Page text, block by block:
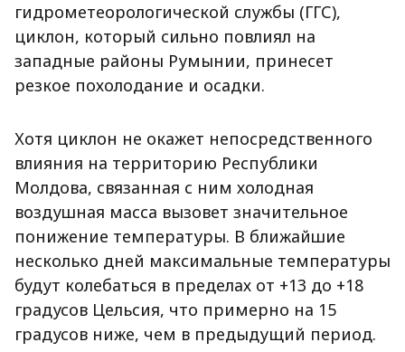
гидрометеорологической службы (ГГС),
циклон, который сильно повлиял на
западные районы Румынии, принесет
резкое похолодание и осадки.
Хотя циклон не окажет непосредственного
влияния на территорию Республики
Молдова, связанная с ним холодная
воздушная масса вызовет значительное
понижение температуры. В ближайшие
несколько дней максимальные температуры
будут колебаться в пределах от +13 до +18
градусов Цельсия, что примерно на 15
градусов ниже, чем в предыдущий период.